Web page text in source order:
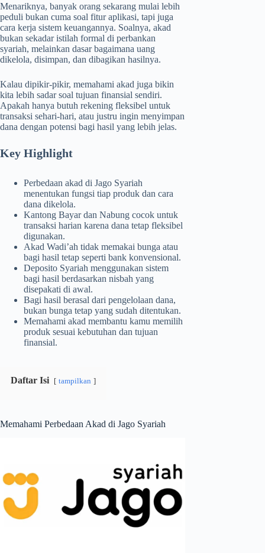
Menariknya, banyak orang sekarang mulai lebih
peduli bukan cuma soal fitur aplikasi, tapi juga
cara kerja sistem keuangannya. Soalnya, akad
bukan sekadar istilah formal di perbankan
syariah, melainkan dasar bagaimana uang
dikelola, disimpan, dan dibagikan hasilnya.
Kalau dipikir-pikir, memahami akad juga bikin
kita lebih sadar soal tujuan finansial sendiri.
Apakah hanya butuh rekening fleksibel untuk
transaksi sehari-hari, atau justru ingin menyimpan
dana dengan potensi bagi hasil yang lebih jelas.
Key Highlight
Perbedaan akad di Jago Syariah
menentukan fungsi tiap produk dan cara
dana dikelola.
Kantong Bayar dan Nabung cocok untuk
transaksi harian karena dana tetap fleksibel
digunakan.
Akad Wadi’ah tidak memakai bunga atau
bagi hasil tetap seperti bank konvensional.
Deposito Syariah menggunakan sistem
bagi hasil berdasarkan nisbah yang
disepakati di awal.
Bagi hasil berasal dari pengelolaan dana,
bukan bunga tetap yang sudah ditentukan.
Memahami akad membantu kamu memilih
produk sesuai kebutuhan dan tujuan
finansial.
Daftar Isi tampilkan
Memahami Perbedaan Akad di Jago Syariah